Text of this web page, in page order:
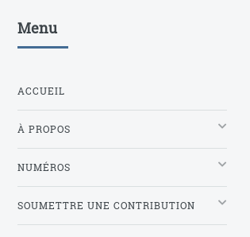
Menu
ACCUEIL
À PROPOS
NUMÉROS
SOUMETTRE UNE CONTRIBUTION